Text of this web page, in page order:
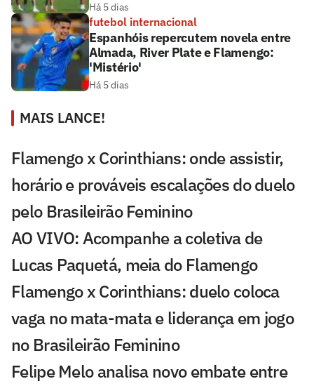
Há 5 dias
futebol internacional
Espanhóis repercutem novela entre
Almada, River Plate e Flamengo:
'Mistério'
Há 5 dias
MAIS LANCE!
Flamengo x Corinthians: onde assistir,
horário e prováveis escalações do duelo
pelo Brasileirão Feminino
AO VIVO: Acompanhe a coletiva de
Lucas Paquetá, meia do Flamengo
Flamengo x Corinthians: duelo coloca
vaga no mata-mata e liderança em jogo
no Brasileirão Feminino
Felipe Melo analisa novo embate entre